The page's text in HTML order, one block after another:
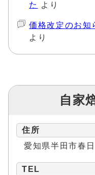
た
より
価格改定のお知
より
自家
住所
愛知県半田市春
TEL